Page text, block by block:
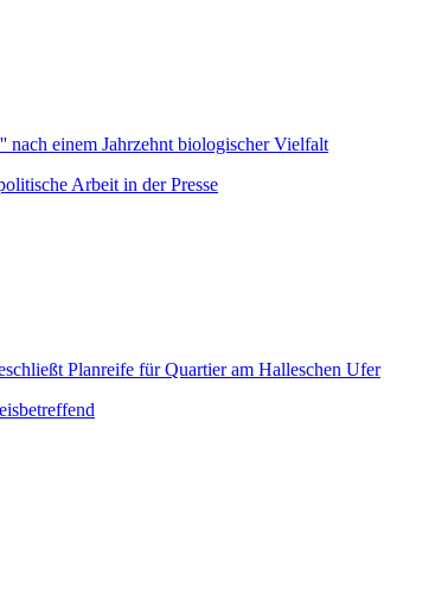
nach einem Jahrzehnt biologischer Vielfalt
Arbeit in der Presse
Planreife für Quartier am Halleschen Ufer